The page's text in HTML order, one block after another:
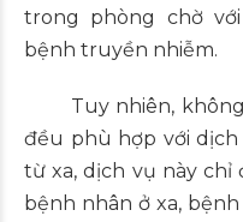
trong phòng chờ
bệnh truyền nhiễm.
Tuy nhiên, không
đều phù hợp với
từ xa, dịch vụ này
bệnh nhân ở xa,